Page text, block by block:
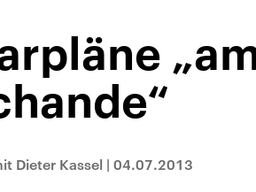
Dieter Kassel | 04.07.2013